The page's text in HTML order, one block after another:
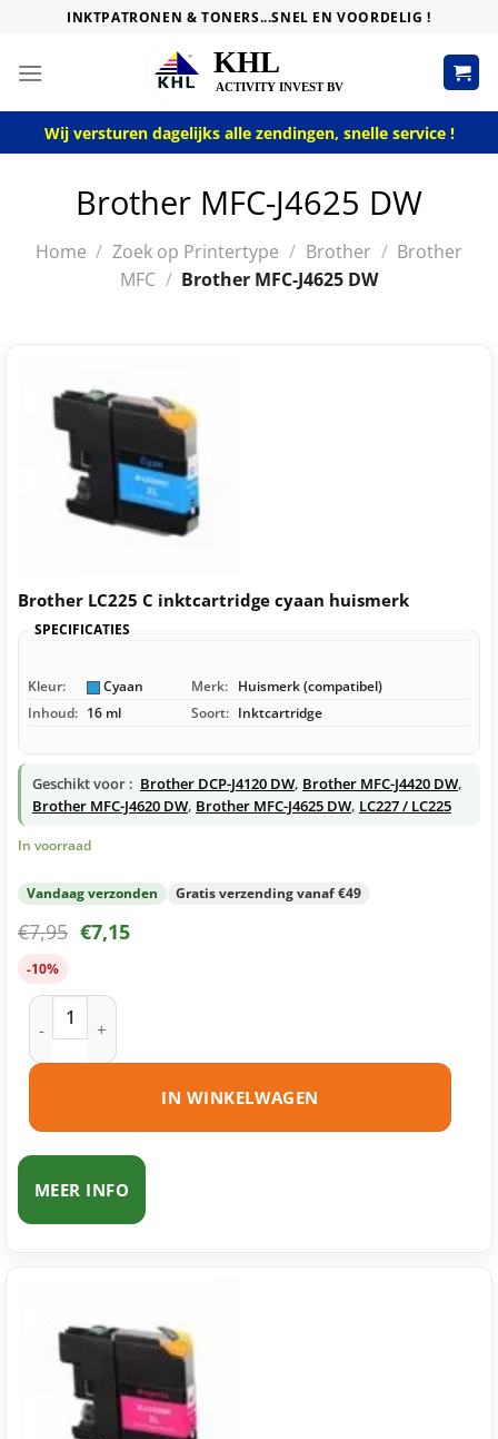
content
INKTPATRONEN & TONERS...SNEL EN VOORDELIG !
Wij versturen dagelijks alle zendingen, snelle service !
Brother MFC-J4625 DW
Home / Zoek op Printertype / Brother / Brother
MFC / Brother MFC-J4625 DW
Brother LC225 C inktcartridge cyaan huismerk
SPECIFICATIES
Kleur: Cyaan Merk: Huismerk (compatibel)
Inhoud: 16 ml Soort: Inktcartridge
Geschikt voor : Brother DCP-J4120 DW, Brother MFC-J4420 DW,
Brother MFC-J4620 DW, Brother MFC-J4625 DW, LC227 / LC225
In voorraad
Vandaag verzonden Gratis verzending vanaf €49
€7,95 €7,15
-10%
Brother LC225 C inktcartridge cyaan huismerk aantal
IN WINKELWAGEN
MEER INFO